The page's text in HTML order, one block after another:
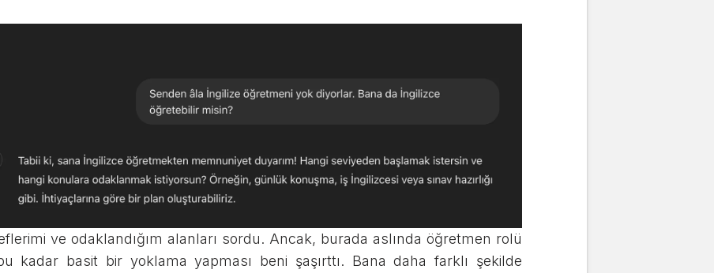
ve odaklandığım alanları sordu. Ancak, burada aslında öğretmen rolü
kadar basit bir yoklama yapması beni şaşırttı. Bana daha farklı şekilde